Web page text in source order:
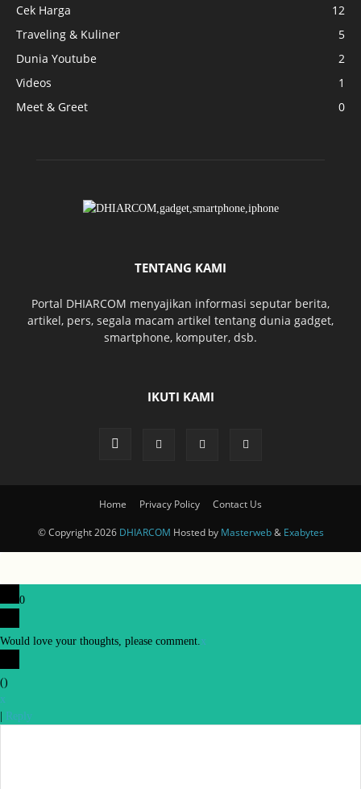
Cek Harga
12
Traveling & Kuliner
5
Dunia Youtube
2
Videos
1
Meet & Greet
0
TENTANG KAMI
Portal DHIARCOM menyajikan informasi seputar berita,
artikel, pers, segala macam artikel tentang dunia gadget,
smartphone, komputer, dsb.
IKUTI KAMI
Home Privacy Policy Contact Us
© Copyright 2026 DHIARCOM Hosted by Masterweb& Exabytes
0
Would love your thoughts, please comment.x
()
x
Reply